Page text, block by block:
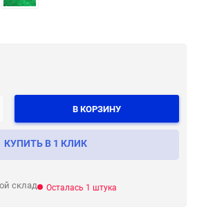
В КОРЗИНУ
КУПИТЬ В 1 КЛИК
склад Осталась 1 штука